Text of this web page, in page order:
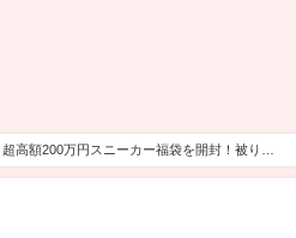
超高額200万円スニーカー福袋を開封！被りば
が！？